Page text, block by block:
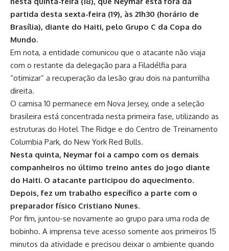
partida desta sexta-feira (19), às 21h30 (horário de
Brasília), diante do Haiti, pelo Grupo C da Copa do
Mundo.
Em nota, a entidade comunicou que o atacante não viaja
com o restante da delegação para a Filadélfia para
“otimizar” a recuperação da lesão grau dois na panturrilha
direita.
O camisa 10 permanece em Nova Jersey, onde a seleção
brasileira está concentrada nesta primeira fase, utilizando as
estruturas do Hotel The Ridge e do Centro de Treinamento
Columbia Park, do New York Red Bulls.
Nesta quinta, Neymar foi a campo com os demais
companheiros no último treino antes do jogo diante
do Haiti. O atacante participou do aquecimento.
Depois, fez um trabalho específico a parte com o
preparador físico Cristiano Nunes.
Por fim, juntou-se novamente ao grupo para uma roda de
bobinho. A imprensa teve acesso somente aos primeiros 15
minutos da atividade e precisou deixar o ambiente quando